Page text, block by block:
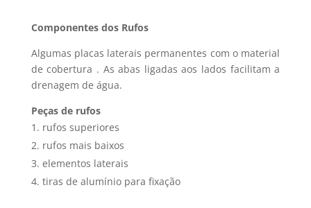
Componentes dos Rufos
Algumas placas laterais permanentes com o material
de cobertura . As abas ligadas aos lados facilitam a
drenagem de água.
Peças de rufos
rufos superiores
rufos mais baixos
elementos laterais
tiras de alumínio para fixação